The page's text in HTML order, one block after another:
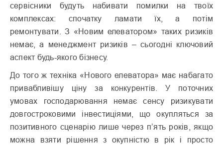
сервісники будуть набивати помилки на твоїх
комплексах: спочатку ламати їх, а потім
ремонтувати. З «Новим елеватором» таких ризиків
немає, а менеджмент ризиків – сьогодні ключовий
аспект будь-якого бізнесу.
До того ж техніка «Нового елеватора» має набагато
привабливішу ціну за конкурентів. У поточних
умовах господарювання немає сенсу ризикувати
довгостроковими інвестиціями, що окупляться за
позитивного сценарію лише через п’ять років, якщо
можна взяти рішення з окупністю в рік і просто